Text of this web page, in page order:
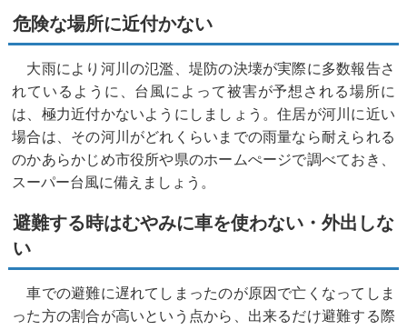
危険な場所に近付かない
大雨により河川の氾濫、堤防の決壊が実際に多数報告さ
れているように、台風によって被害が予想される場所に
は、極力近付かないようにしましょう。住居が河川に近い
場合は、その河川がどれくらいまでの雨量なら耐えられる
のかあらかじめ市役所や県のホームぺージで調べておき、
スーパー台風に備えましょう。
避難する時はむやみに車を使わない・外出しな
い
車での避難に遅れてしまったのが原因で亡くなってしま
った方の割合が高いという点から、出来るだけ避難する際